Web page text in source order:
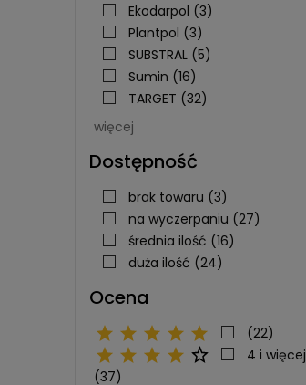
Ekodarpol (3)
Plantpol (3)
SUBSTRAL (5)
Sumin (16)
TARGET (32)
więcej
Dostępność
brak towaru (3)
na wyczerpaniu (27)
średnia ilość (16)
duża ilość (24)
Ocena
(22)
4 i więcej
(37)